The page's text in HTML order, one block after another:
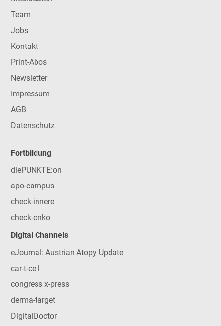
Team
Jobs
Kontakt
Print-Abos
Newsletter
Impressum
AGB
Datenschutz
Fortbildung
diePUNKTE:on
apo-campus
check-innere
check-onko
Digital Channels
eJournal: Austrian Atopy Update
car-t-cell
congress x-press
derma-target
DigitalDoctor